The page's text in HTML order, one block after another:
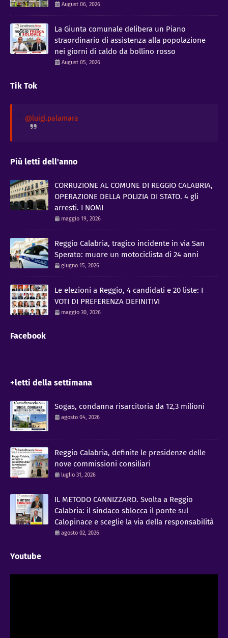
August 06, 2026
La Giunta comunale delibera un Piano
straordinario di assistenza alla popolazione
nei giorni di caldo da bollino rosso
August 05, 2026
Tik Tok
@luigi.palamara
Più letti dell'anno
CORRUZIONE AL COMUNE DI REGGIO CALABRIA,
OPERAZIONE DELLA POLIZIA DI STATO. 4 gli
arresti. I NOMI
maggio 19, 2026
Reggio Calabria, tragico incidente in via San
Sperato: muore un motociclista di 24 anni
giugno 15, 2026
Le elezioni a Reggio, 4 candidati e 20 liste: I
VOTI DI PREFERENZA DEFINITIVI
maggio 30, 2026
Facebook
+letti della settimana
Sogas, condanna risarcitoria da 12,3 milioni
agosto 04, 2026
Reggio Calabria, definite le presidenze delle
nove commissioni consiliari
luglio 31, 2026
IL METODO CANNIZZARO​. Svolta a Reggio
Calabria: il sindaco sblocca il ponte sul
Calopinace e sceglie la via della responsabilità
agosto 02, 2026
Youtube